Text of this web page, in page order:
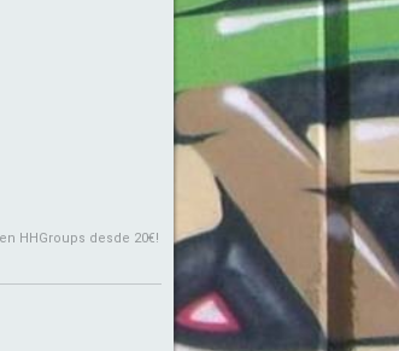
HHGroups desde 20€!